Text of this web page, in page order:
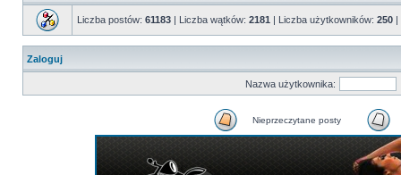
Liczba postów: 61183 | Liczba wątków: 2181 | Liczba użytkowników: 250 |
Zaloguj
Nazwa użytkownika:
Nieprzeczytane posty